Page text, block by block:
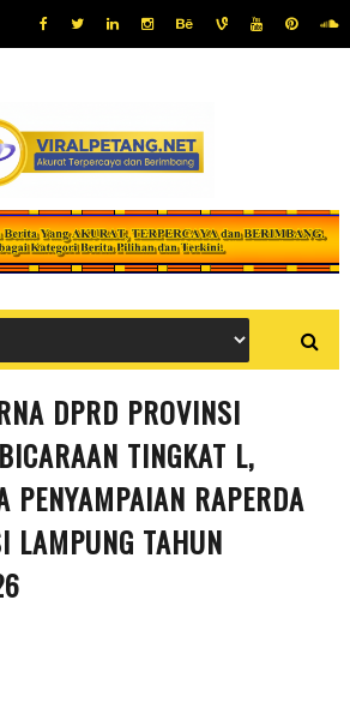
DPRD PROVINSI
TINGKAT L,
PENYAMPAIAN RAPERDA
LAMPUNG TAHUN